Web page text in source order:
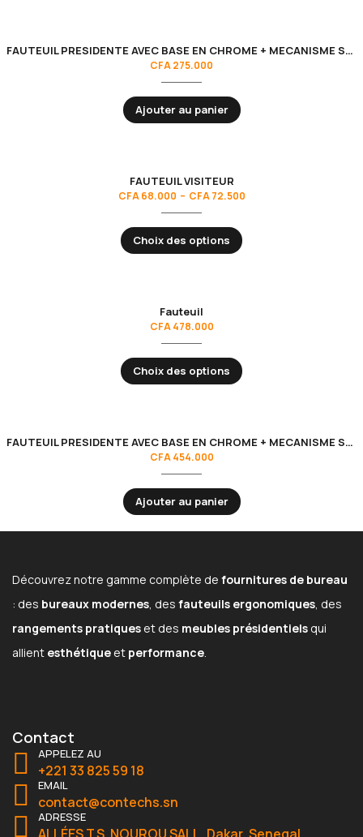
FAUTEUIL PRESIDENTE AVEC BASE EN CHROME + MECANISME SYNCHRONE
CFA275.000
Ajouter au panier
FAUTEUIL VISITEUR
CFA68.000 – CFA72.500
Choix des options
Fauteuil
CFA478.000
Choix des options
FAUTEUIL PRESIDENTE AVEC BASE EN CHROME + MECANISME SYNCHRONE
CFA454.000
Ajouter au panier
Découvrez notre gamme complète de fournitures de bureau
: des bureaux modernes , des fauteuils ergonomiques , des
rangements pratiques et des meubles présidentiels qui
allient esthétique et performance
Contact
APPELEZ AU
+221 33 825 59 18
EMAIL
contact@contechs.sn
ADRESSE